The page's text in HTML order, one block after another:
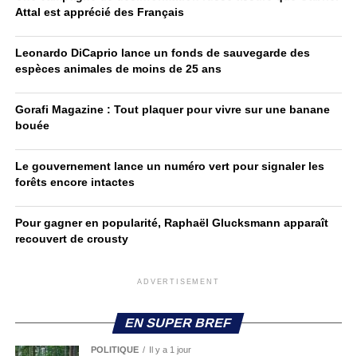
Attal est apprécié des Français
Leonardo DiCaprio lance un fonds de sauvegarde des
espèces animales de moins de 25 ans
Gorafi Magazine : Tout plaquer pour vivre sur une banane
bouée
Le gouvernement lance un numéro vert pour signaler les
forêts encore intactes
Pour gagner en popularité, Raphaël Glucksmann apparaît
recouvert de crousty
ADVERTISEMENT
EN SUPER BREF
POLITIQUE Il y a 1 jour